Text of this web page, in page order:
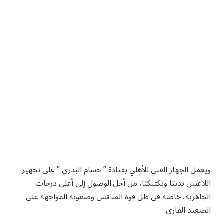
ويعمل الجهاز الفني للأهلي بقيادة ” حسام البدري ” على تجهيز
اللاعبين بدنيًا وتكتيكيًا، من أجل الوصول إلى أعلى درجات
الجاهزية، خاصة في ظل قوة المنافس وصعوبة المواجهة على
الصعيد القاري.